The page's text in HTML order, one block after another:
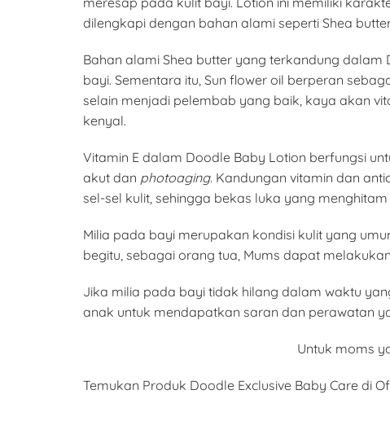
dilengkapi dengan bahan alami seperti Shea
Bahan alami Shea butter yang terkandung
bayi. Sementara itu, Sun flower oil berperan
selain menjadi pelembab yang baik, kaya akan
kenyal.
Vitamin E dalam Doodle Baby Lotion berfungsi
akut dan photoaging. Kandungan vitamin dan
sel-sel kulit, sehingga bekas luka yang
Milia pada bayi merupakan kondisi kulit yang
begitu, sebagai orang tua, Mums dapat
Jika milia pada bayi tidak hilang dalam waktu
anak untuk mendapatkan saran dan perawatan
Untuk moms
Temukan Produk Doodle Exclusive Baby Care di